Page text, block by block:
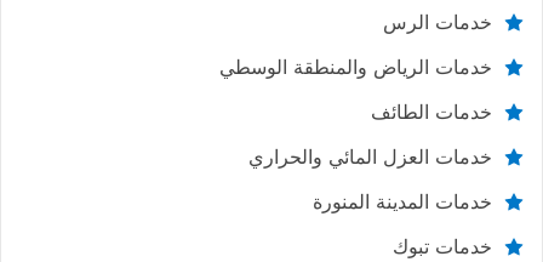
خدمات الرس
خدمات الرياض والمنطقة الوسطي
خدمات الطائف
خدمات العزل المائي والحراري
خدمات المدينة المنورة
خدمات تبوك